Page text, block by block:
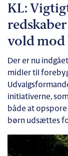
KL:
vold
Der er nu
midler til
initiativerne,
både at
børn udsættes